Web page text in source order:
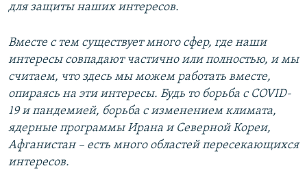
для защиты наших интересов.
Вместе с тем существует много сфер, где наши
интересы совпадают частично или полностью, и мы
считаем, что здесь мы можем работать вместе,
опираясь на эти интересы. Будь то борьба с COVID-
19 и пандемией, борьба с изменением климата,
ядерные программы Ирана и Северной Кореи,
Афганистан – есть много областей пересекающихся
интересов.